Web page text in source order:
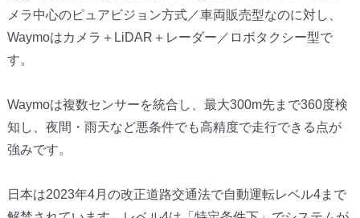
メラ中心のピュアビジョン方式／車両販売型なのに対し、
Waymoはカメラ＋LiDAR＋ レーダー／ロボタクシー型で
す。
Waymoは複数センサーを統合し、 最大300m先まで360度検
知し、夜間・ 雨天など悪条件でも高精度で走行できる点が
強みです。
日本は2023年4月の改正道路交通法で自動運転レベル4まで